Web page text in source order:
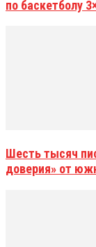
по баскетболу
Шесть тысяч
доверия» от